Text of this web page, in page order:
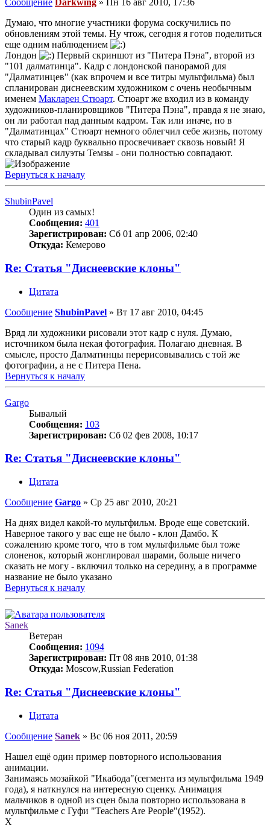
Сообщение Darkwing » Пн 16 авг 2010, 17:36
Думаю, что многие участники форума соскучились по
обновлениям этой темы. Ну чтож, сегодня я готов поделиться
еще одним наблюдением
Лондон
Первый скриншот из "Питера Пэна", второй из
"101 далматинца". Кадр с лондонской панорамой для
"Далматинцев" (как впрочем и все титры мультфильма) был
спланирован диснеевским художником с очень необычным
именем Макларен Стюарт. Стюарт же входил из в команду
художников-планировщиков "Питера Пэна", правда я не знаю,
он ли работал над данным кадром. Так или иначе, но в
"Далматинцах" Стюарт немного облегчил себе жизнь, потому
что старый кадр буквально просвечивает сквозь новый! Я
складывал силуэты Темзы - они полностью совпадают.
Вернуться к началу
ShubinPavel
Один из самых!
Сообщения: 401
Зарегистрирован: Сб 01 апр 2006, 02:40
Откуда: Кемерово
Re: Статья "Диснеевские клоны"
Цитата
Сообщение ShubinPavel » Вт 17 авг 2010, 04:45
Вряд ли художники рисовали этот кадр с нуля. Думаю,
источником была некая фотография. Полагаю дневная. В
смысле, просто Далматинцы перерисовывались с той же
фотографии, а не с Питера Пена.
Вернуться к началу
Gargo
Бывалый
Сообщения: 103
Зарегистрирован: Сб 02 фев 2008, 10:17
Re: Статья "Диснеевские клоны"
Цитата
Сообщение Gargo » Ср 25 авг 2010, 20:21
На днях видел какой-то мультфильм. Вроде еще советский.
Наверное такого у вас еще не было - клон Дамбо. К
сожалению кроме того, что в том мультфильме был тоже
слоненок, который жонглировал шарами, больше ничего
сказать не могу - включил только на середину, а в программе
название не было указано
Вернуться к началу
Sanek
Ветеран
Сообщения: 1094
Зарегистрирован: Пт 08 янв 2010, 01:38
Откуда: Moscow,Russian Federation
Re: Статья "Диснеевские клоны"
Цитата
Сообщение Sanek » Вс 06 ноя 2011, 20:59
Нашел ещё один пример повторного использования
анимации.
Занимаясь мозайкой "Икабода"(сегмента из мультфильма 1949
года), я наткнулся на интересную сценку. Анимация
мальчиков в одной из сцен была повторно использована в
мультфильме с Гуфи "Teachers Are People"(1952).
X